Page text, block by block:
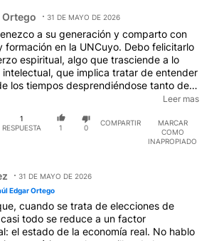
Edgar Ortego.
Ortego 31 DE MAYO DE 2026
a su generación y comparto con
formación en la UNCuyo. Debo felicitarlo
espiritual, algo que trasciende a lo
intelectual, que implica tratar de entender
los tiempos desprendiéndose tanto de
de otros atavismos hermenéuticos.
agregar el impacto electoral que está
duda tendrá, el remodelamiento
resultante de la disminución en la tasa
me parecen más "conservadores"...
si prefiere, por tener consolidadas
"posverdades".
Leer mas
1
RESPUESTA
1 0
COMPARTIR
MARCAR
COMO
INAPROPIADO
31 DE MAYO DE 2026
Edgar Ortego
cuando se trata de elecciones de
todo se reduce a un factor
el estado de la economía real. No hablo